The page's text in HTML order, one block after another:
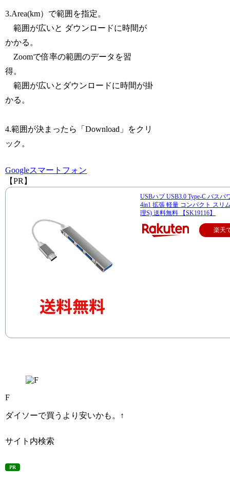
3.Area(km）で範囲を指定。
範囲が広いと ダウンロードに時間が
かかる。
Zoomで倍率の範囲のデータを習
得。
範囲が広いとダウンロードに時間が掛
かる。
4.範囲が決まったら「Download」をクリ
ック。
Googleスマートフォン
【PR】
USBハブ USB3.0 Type-C バスパ
4in1 拡張 軽量 コンパクト スリ
理S) 送料無料 【SK19116】
楽天
F
ダイソーで買うより安いかも。↑
サイト内検索
PR